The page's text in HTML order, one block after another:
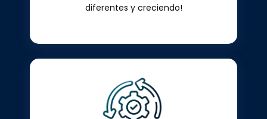
diferentes y creciendo!